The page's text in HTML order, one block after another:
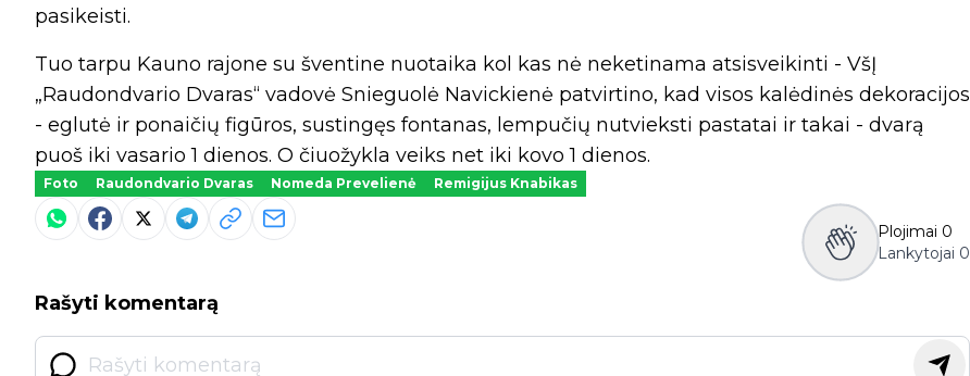
pasikeisti.
Tuo tarpu Kauno rajone su šventine nuotaika kol kas nė neketinama atsisveikinti - VšĮ
„Raudondvario Dvaras“ vadovė Snieguolė Navickienė patvirtino, kad visos kalėdinės dekoracijos
- eglutė ir ponaičių figūros, sustingęs fontanas, lempučių nutvieksti pastatai ir takai - dvarą
puoš iki vasario 1 dienos. O čiuožykla veiks net iki kovo 1 dienos.
Foto Raudondvario Dvaras Nomeda Prevelienė Remigijus Knabikas
Plojimai 0
Lankytojai 0
Rašyti komentarą